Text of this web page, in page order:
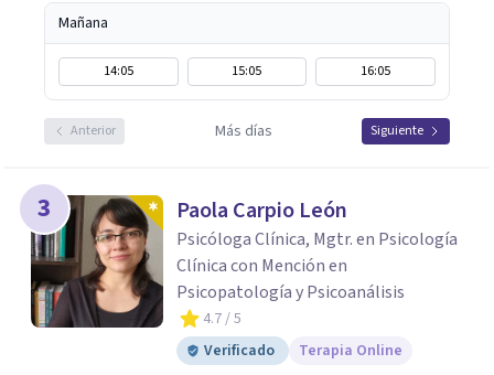
Mañana
14:05 15:05 16:05
Anterior Más días Siguiente
3 Paola Carpio León
Psicóloga Clínica, Mgtr. en Psicología
Clínica con Mención en
Psicopatología y Psicoanálisis
4.7/ 5
Verificado
Terapia Online